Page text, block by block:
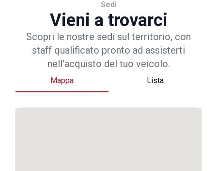
Sedi
Vieni a trovarci
Scopri le nostre sedi sul territorio, con
staff qualificato pronto ad assisterti
nell'acquisto del tuo veicolo.
Mappa Lista